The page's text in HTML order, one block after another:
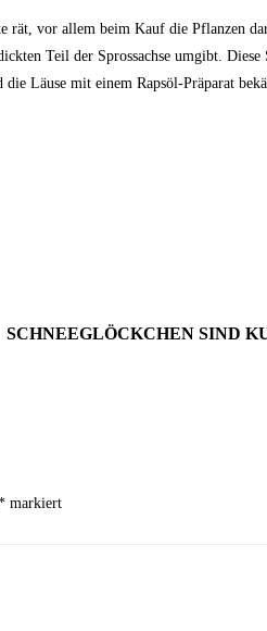
rät, vor allem beim Kauf die Pflanzen
Teil der Sprossachse umgibt. Diese
Läuse mit einem Rapsöl-Präparat
SCHNEEGLÖCKCHEN SIND
markiert